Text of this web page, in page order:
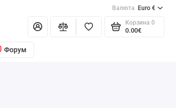
Валюта Euro €
Корзина 0
0.00€
Форум